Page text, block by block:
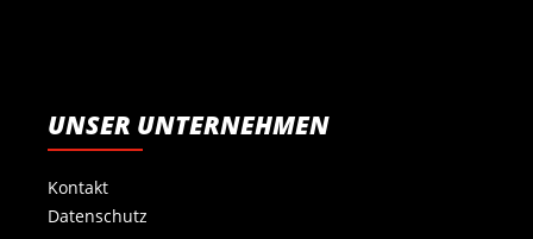
UNSER UNTERNEHMEN
Kontakt
Datenschutz